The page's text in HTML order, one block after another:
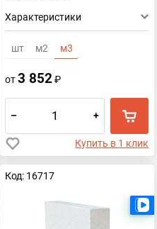
Характеристики
шт м2 м3
от3 852₽
– +
Купить в 1 клик
Код: 16717